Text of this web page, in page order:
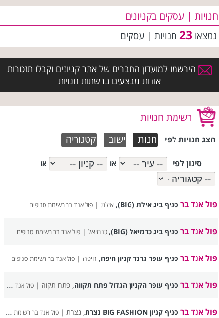
חנויות | עסקים בקניונים
נמצאו 23 חנויות | עסקים
הירשמו למועדון החברים של אתר קניונים וקבלו תזכורות
אודות מבצעים ברשתות חנויות
רשימת חנויות
הצג חנויות לפי חנות ישוב קטגוריה
סינון לפי או או
פול אנד בר סניף ביג אילת (BIG) , אילת |פול אנד בר רשימת סניפים
פול אנד בר סניף ביג כרמיאל (BIG) ,כרמיאל |פול אנד בר רשימת סניפים
פול אנד בר סניף עופר גרנד קניון חיפה, חיפה |פול אנד בר רשימת סניפים
פול אנד בר סניף עופר הקניון הגדול פתח תקווה,פתח תקוה |פול אנד בר רשימת סניפים
פול אנד בר סניף קניון BIG FASHION נצרת , נצרת |פול אנד בר רשימת סניפים